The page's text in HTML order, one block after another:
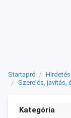
Startapró
Szerelés, javítás,
Kategória